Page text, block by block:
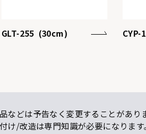
GLT-255 (30cm) CYP-
どは予告なく変更することがあり
/改造は専門知識が必要になります